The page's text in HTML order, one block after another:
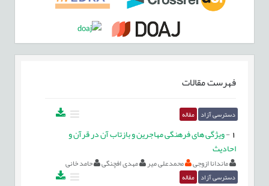
فهرست مقالات
دسترسی آزاد مقاله
-ویژگی های فرهنگی مهاجرین و بازتاب آن در قرآن و
احادیث
ماندانا ازوجی محمدعلی میر مهدی افچنگی حامد خانی
دسترسی آزاد مقاله